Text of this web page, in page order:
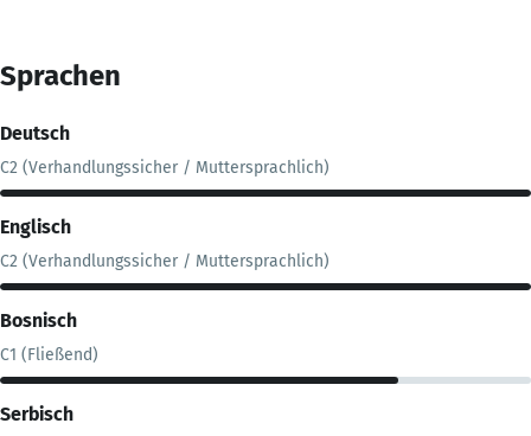
Sprachen
Deutsch
C2 (Verhandlungssicher / Muttersprachlich)
Englisch
C2 (Verhandlungssicher / Muttersprachlich)
Bosnisch
C1 (Fließend)
Serbisch